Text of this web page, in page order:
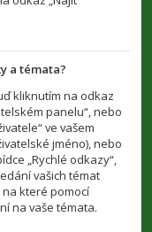
a témata?
kliknutím na odkaz
panelu“, nebo
ve vašem
jméno), nebo
„Rychlé odkazy“,
vašich témat
na které pomocí
na vaše témata.